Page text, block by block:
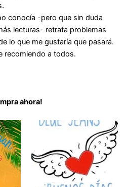
conocía -pero que sin duda
lecturas- retrata problemas
lo que me gustaría que pasará.
recomiendo a todos.
ahora!